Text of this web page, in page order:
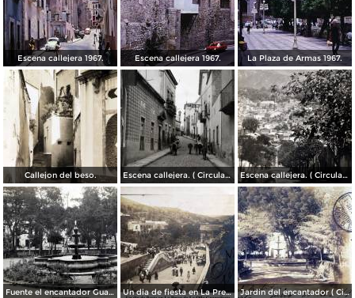
Escena callejera 1967. Escena callejera 1967. La Plaza de Armas 1967.
Callejon del beso. Escena callejera. ( Circulada el 13 de Mayo de 1941 ). Escena callejera. ( Circulada el 14 de Diciembre de 1930 ).
Fuente el encantador Guanajuato. Un dia de fiesta en La Presa de La Olla Guanajuato ( Circulada el 9 de Agosto de 1905 ). Jardin del encantador ( Circulada el 30 de Julio de 1905 ).